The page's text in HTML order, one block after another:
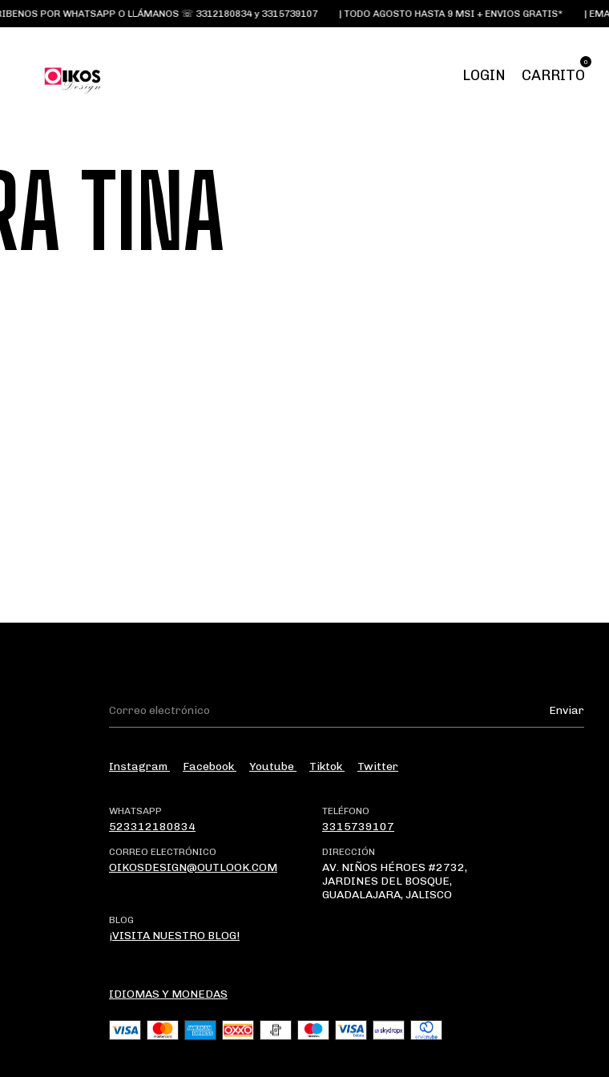
POR WHATSAPP O LLÁMANOS ☏ 3312180834 y 3315739107 | TODO AGOSTO HASTA 9 MSI + ENVIOS GRATIS* | EMAIL:
LOGIN CARRITO
0
TINA
Instagram Facebook Youtube Tiktok Twitter
WHATSAPP
523312180834
TELÉFONO
3315739107
CORREO ELECTRÓNICO
OIKOSDESIGN@OUTLOOK.COM
DIRECCIÓN
AV. NIÑOS HÉROES #2732,
JARDINES DEL BOSQUE,
GUADALAJARA, JALISCO
BLOG
¡VISITA NUESTRO BLOG!
IDIOMAS Y MONEDAS